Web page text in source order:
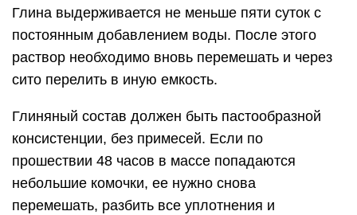
Глина выдерживается не меньше пяти суток с
постоянным добавлением воды. После этого
раствор необходимо вновь перемешать и через
сито перелить в иную емкость.
Глиняный состав должен быть пастообразной
консистенции, без примесей. Если по
прошествии 48 часов в массе попадаются
небольшие комочки, ее нужно снова
перемешать, разбить все уплотнения и